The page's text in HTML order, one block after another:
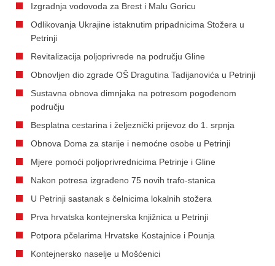
Izgradnja vodovoda za Brest i Malu Goricu
Odlikovanja Ukrajine istaknutim pripadnicima Stožera u
Petrinji
Revitalizacija poljoprivrede na području Gline
Obnovljen dio zgrade OŠ Dragutina Tadijanovića u Petrinji
Sustavna obnova dimnjaka na potresom pogođenom
području
Besplatna cestarina i željeznički prijevoz do 1. srpnja
Obnova Doma za starije i nemoćne osobe u Petrinji
Mjere pomoći poljoprivrednicima Petrinje i Gline
Nakon potresa izgrađeno 75 novih trafo-stanica
U Petrinji sastanak s čelnicima lokalnih stožera
Prva hrvatska kontejnerska knjižnica u Petrinji
Potpora pčelarima Hrvatske Kostajnice i Pounja
Kontejnersko naselje u Mošćenici